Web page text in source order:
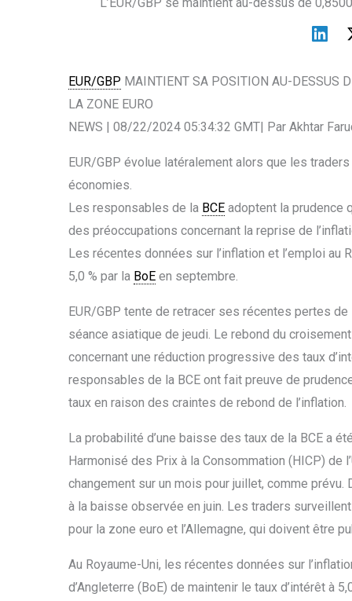
EUR/GBP MAINTIENT SA POSITION AU-DESSUS
LA ZONE EURO
NEWS | 08/22/2024 05:34:32 GMT| Par Akhtar
EUR/GBP évolue latéralement alors que les
économies.
Les responsables de la BCE adoptent la prudence
des préoccupations concernant la reprise de
Les récentes données sur l’inflation et l’emploi au
5,0 % par la BoE en septembre.
EUR/GBP tente de retracer ses récentes pertes
séance asiatique de jeudi. Le rebond du
concernant une réduction progressive des taux
responsables de la BCE ont fait preuve de
taux en raison des craintes de rebond de l’inflation.
La probabilité d’une baisse des taux de la BCE a
Harmonisé des Prix à la Consommation (HICP) de
changement sur un mois pour juillet, comme prévu.
à la baisse observée en juin. Les traders
pour la zone euro et l’Allemagne, qui doivent être
Au Royaume-Uni, les récentes données sur
d’Angleterre (BoE) de maintenir le taux d’intérêt à